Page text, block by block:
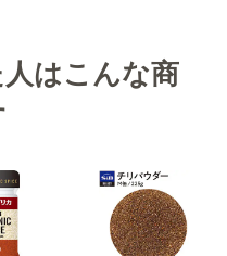
はこんな商